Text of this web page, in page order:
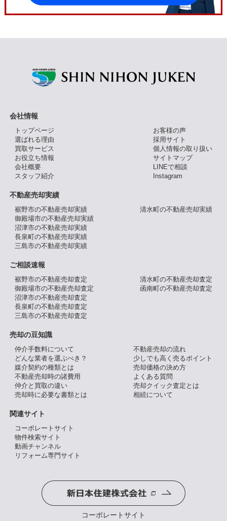
会社情報
トップページ
選ばれる理由
買取サービス
お役立ち情報
会社概要
スタッフ紹介
お客様の声
採用サイト
個人情報の取り扱い
サイトマップ
LINEで相談
Instagram
不動産売却実績
裾野市の不動産売却実績
御殿場市の不動産売却実績
沼津市の不動産売却実績
長泉町の不動産売却実績
三島市の不動産売却実績
清水町の不動産売却実績
ご相談速報
裾野市の不動産売却査定
御殿場市の不動産売却査定
沼津市の不動産売却査定
長泉町の不動産売却査定
三島市の不動産売却査定
清水町の不動産売却査定
函南町の不動産売却査定
売却の豆知識
仲介手数料について
どんな業者を選ぶべき？
媒介契約の種類とは
不動産売却時の諸費用
仲介と買取の違い
売却時に必要な書類とは
不動産売却の流れ
少しでも高く売るポイント
売却価格の決め方
よくある質問
売却クイック査定とは
相続について
関連サイト
コーポレートサイト
物件検索サイト
動画チャンネル
リフォーム専門サイト
コーポレートサイト